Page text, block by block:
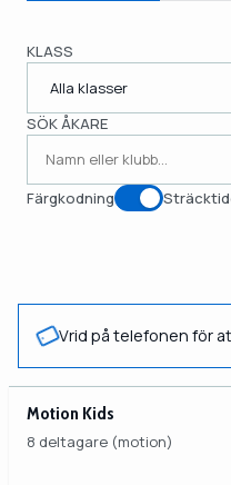
KLASS
SÖK ÅKARE
Färgkodning
Vrid på telefonen för
Motion Kids
8 deltagare (motion)